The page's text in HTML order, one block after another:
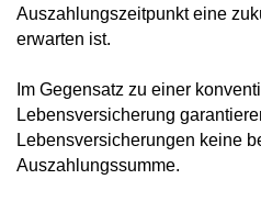
Auszahlungszeitpunkt eine
erwarten ist.
Im Gegensatz zu einer
Lebensversicherung
Lebensversicherungen keine
Auszahlungssumme.